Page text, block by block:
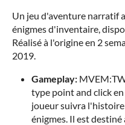
Un jeu d'aventure narratif
énigmes d'inventaire,
Réalisé à l'origine en 2
2019.
Gameplay:
type point and click en
joueur suivra
énigmes. Il est destiné